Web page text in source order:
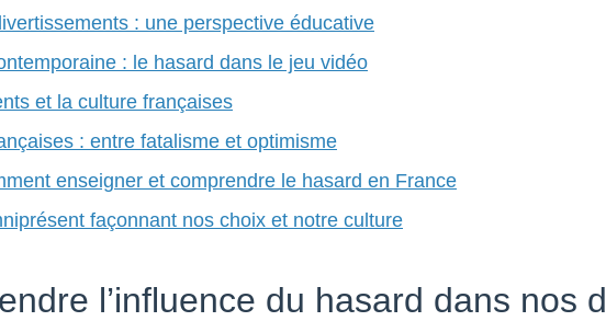
: une perspective éducative
: le hasard dans le jeu vidéo
et la culture françaises
: entre fatalisme et optimisme
enseigner et comprendre le hasard en France
façonnant nos choix et notre culture
l’influence du hasard dans nos